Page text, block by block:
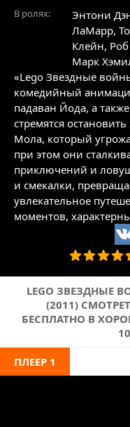
В ролях: Энтони
ЛаМарр,
Клейн,
Марк
«Lego Звездные
комедийный
падаван Йода, а
стремятся
Мола, который
при этом они
приключений и
и смекалки,
увлекательное
моментов,
LEGO ЗВЕЗДНЫЕ
(2011)
БЕСПЛАТНО В
ПЛЕЕР 1